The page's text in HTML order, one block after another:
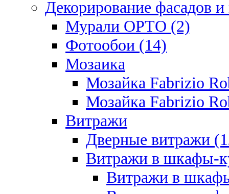
Декорирование фасадов и
Мурали ОРТО (2)
Фотообои (14)
Мозаика
Мозайка Fabrizio
Мозайка Fabrizio
Витражи
Дверные витражи
Витражи в шкафы-
Витражи в